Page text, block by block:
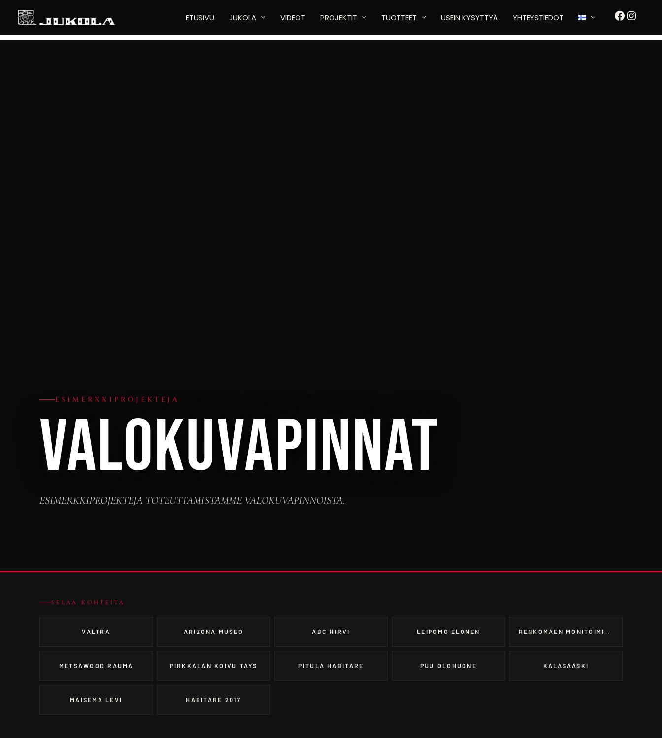
SISÄLTÖÖN
ETUSIVU JUKOLA VIDEOT PROJEKTIT TUOTTEET USEIN KYSYTTYÄ YHTEYSTIEDOT
ESIMERKKIPROJEKTEJA
VALOKUVAPINNAT
ESIMERKKIPROJEKTEJA TOTEUTTAMISTAMME VALOKUVAPINNOISTA.
SELAA KOHTEITA
VALTRA ARIZONA MUSEO ABC HIRVI LEIPOMO ELONEN RENKOMÄEN MONITOIMITALO
METSÄWOOD RAUMA PIRKKALAN KOIVU TAYS PITULA HABITARE PUU OLOHUONE KALASÄÄSKI
MAISEMA LEVI HABITARE 2017